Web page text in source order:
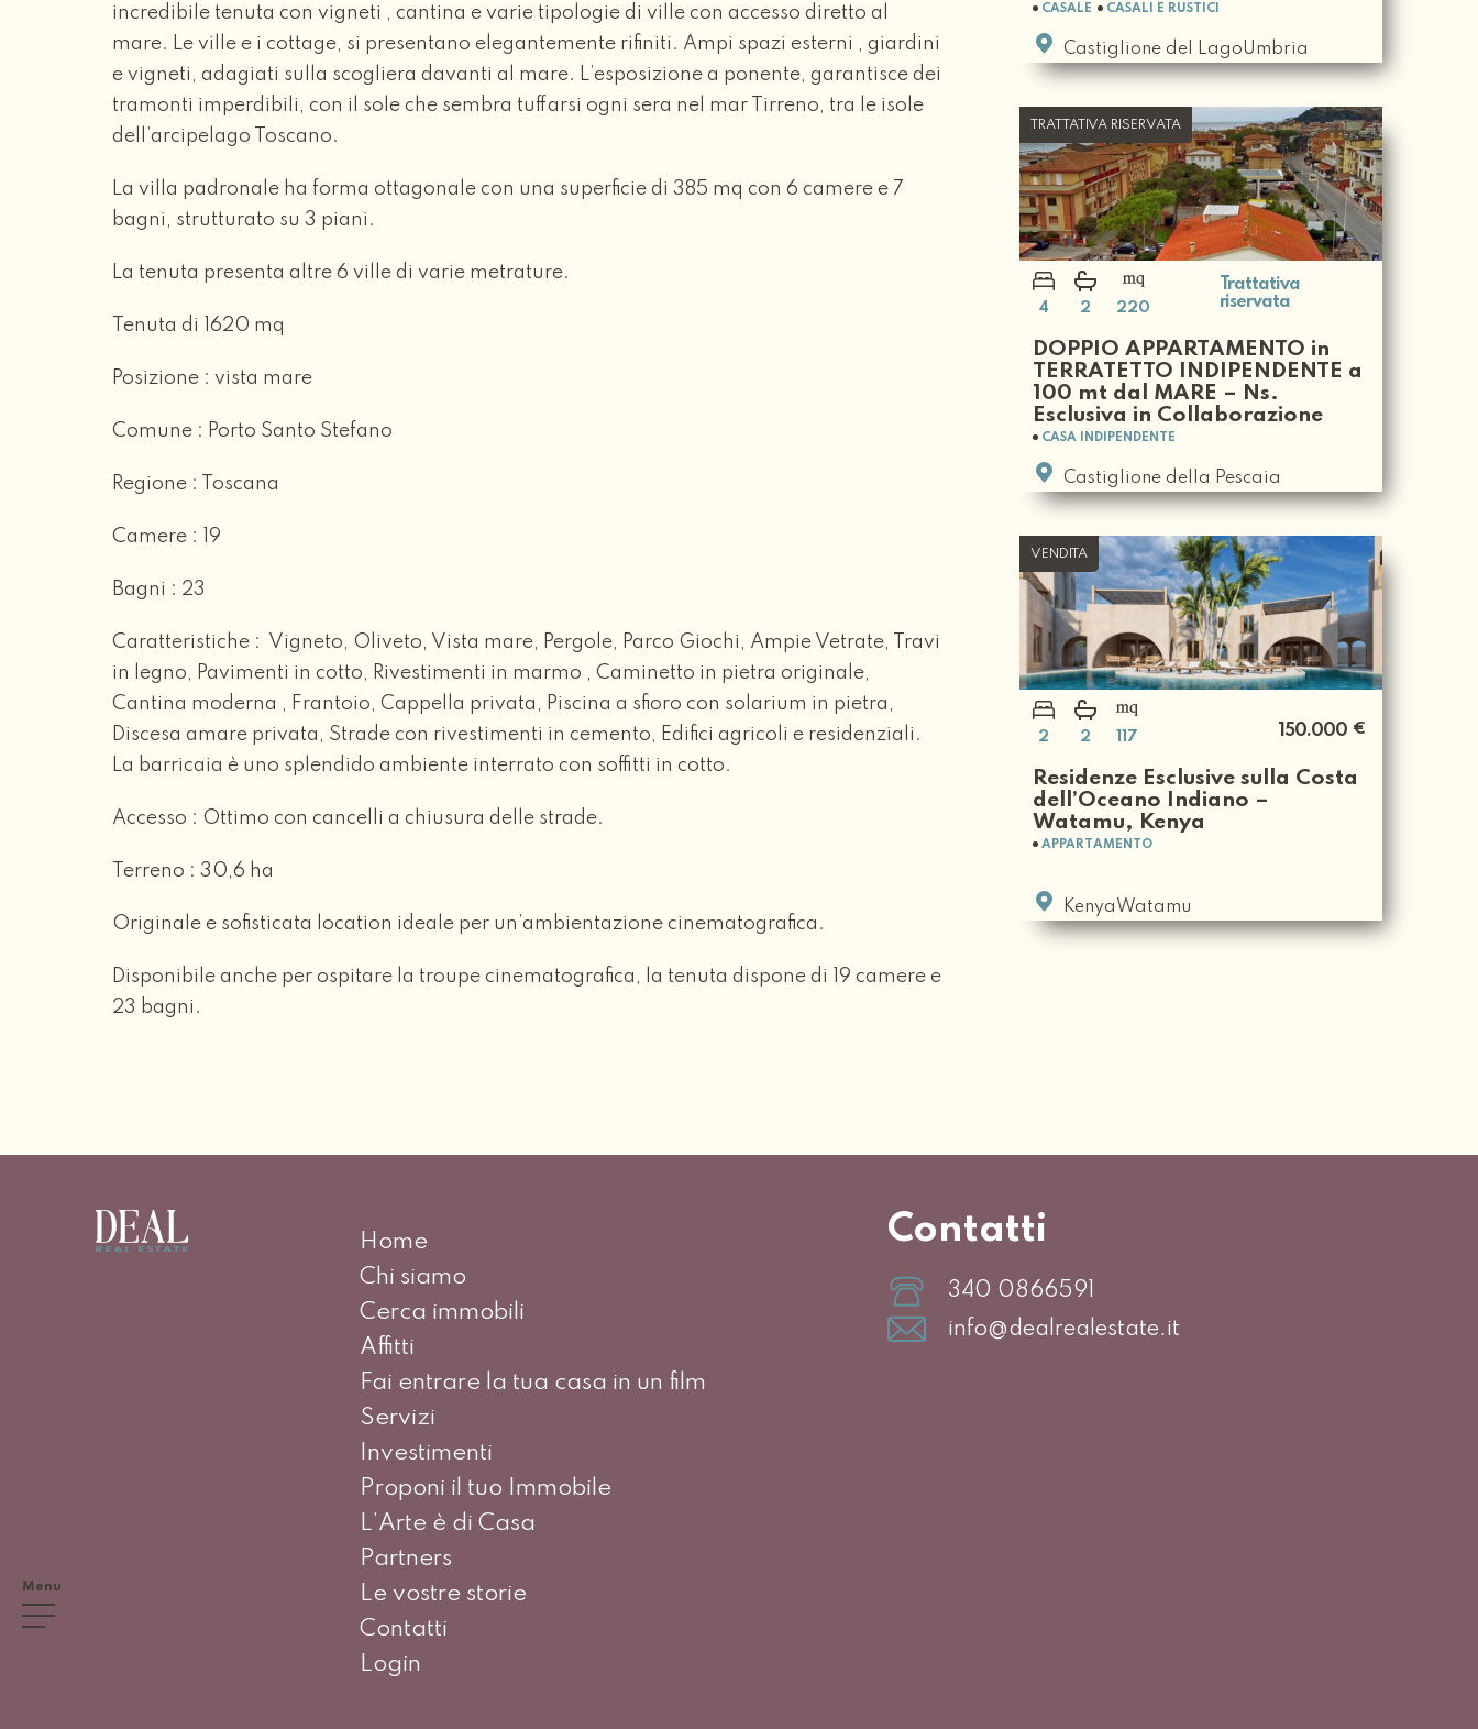
Menu
incredibile tenuta con vigneti , cantina e varie tipologie di ville con accesso diretto al
mare. Le ville e i cottage, si presentano elegantemente rifiniti. Ampi spazi esterni , giardini
e vigneti, adagiati sulla scogliera davanti al mare. L’esposizione a ponente, garantisce dei
tramonti imperdibili, con il sole che sembra tuffarsi ogni sera nel mar Tirreno, tra le isole
dell’arcipelago Toscano.
La villa padronale ha forma ottagonale con una superficie di 385 mq con 6 camere e 7
bagni, strutturato su 3 piani.
La tenuta presenta altre 6 ville di varie metrature.
Tenuta di 1620 mq
Posizione : vista mare
Comune : Porto Santo Stefano
Regione : Toscana
Camere : 19
Bagni : 23
Caratteristiche : Vigneto, Oliveto, Vista mare, Pergole, Parco Giochi, Ampie Vetrate, Travi
in legno, Pavimenti in cotto, Rivestimenti in marmo , Caminetto in pietra originale,
Cantina moderna , Frantoio, Cappella privata, Piscina a sfioro con solarium in pietra,
Discesa amare privata, Strade con rivestimenti in cemento, Edifici agricoli e residenziali.
La barricaia è uno splendido ambiente interrato con soffitti in cotto.
Accesso : Ottimo con cancelli a chiusura delle strade.
Terreno : 30,6 ha
Originale e sofisticata location ideale per un’ambientazione cinematografica.
Disponibile anche per ospitare la troupe cinematografica, la tenuta dispone di 19 camere e
23 bagni.
CASALE CASALI E RUSTICI
Castiglione del LagoUmbria
TRATTATIVA RISERVATA
4 2 220
Trattativa
riservata
DOPPIO APPARTAMENTO in
TERRATETTO INDIPENDENTE a
100 mt dal MARE – Ns.
Esclusiva in Collaborazione
CASA INDIPENDENTE
Castiglione della Pescaia
VENDITA
2 2 117 150.000 €
Residenze Esclusive sulla Costa
dell’Oceano Indiano –
Watamu, Kenya
APPARTAMENTO
KenyaWatamu
Home
Chi siamo
Cerca immobili
Affitti
Fai entrare la tua casa in un film
Servizi
Investimenti
Proponi il tuo Immobile
L’Arte è di Casa
Partners
Le vostre storie
Contatti
Login
Contatti
340 0866591
info@dealrealestate.it